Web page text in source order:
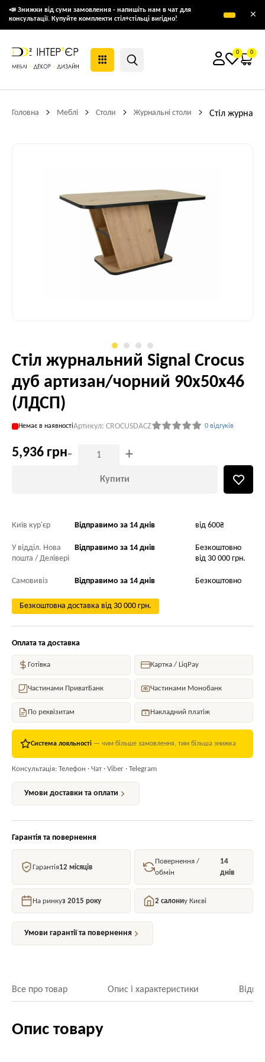
📣 Знижки від суми замовлення - напишіть нам в чат для
консультації. Купуйте комплекти стіл+стільці вигідно!
×
0 0
Головна Меблі Столи Журнальні столи Стіл
Стіл журнальний Signal Crocus
дуб артизан/чорний 90х50х46
(ЛДСП)
Немає в наявностіАртикул: CROCUSDACZ 0 відгуків
5,936 грн- +
Купити
Київ кур'єр Відправимо за 14 днів від 600₴
У відділ. Нова
пошта / Делівері
Відправимо за 14 днів
Безкоштовно
від 30 000 грн.
Самовивіз Відправимо за 14 днів Безкоштовно
Безкоштовна доставка від 30 000 грн.
Оплата та доставка
Готівка Картка / LiqPay
Частинами ПриватБанк Частинами Монобанк
По реквізитам Накладний платіж
Система лояльності — чим більше замовлення, тим більша знижка
Консультація: Телефон · Чат · Viber · Telegram
Умови доставки та оплати
Гарантія та повернення
Гарантія12 місяців
Повернення /
обмін
14
днів
На ринкуз 2015 року 2 салониу Києві
Умови гарантії та повернення
Все про товар Опис і характеристики
Опис товару